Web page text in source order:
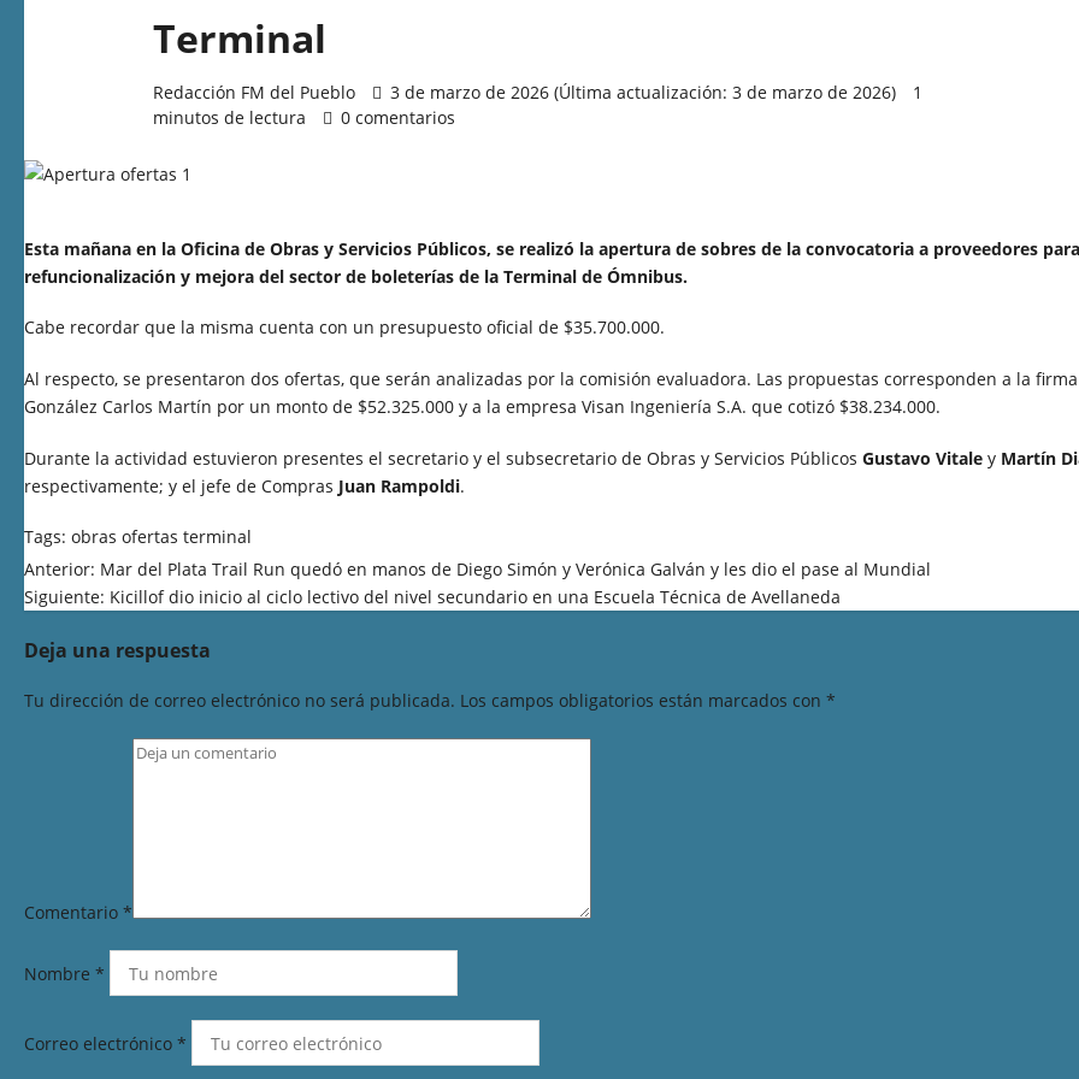
Terminal
Redacción FM del Pueblo 3 de marzo de 2026 (Última actualización: 3 de marzo de 2026)
1
minutos de lectura
0 comentarios
Esta mañana en la Oficina de Obras y Servicios Públicos, se realizó la apertura de sobres de la convocatoria a proveedores
refuncionalización y mejora del sector de boleterías de la Terminal de Ómnibus.
Cabe recordar que la misma cuenta con un presupuesto oficial de $35.700.000.
Al respecto, se presentaron dos ofertas, que serán analizadas por la comisión evaluadora. Las propuestas corresponden a la firma
González Carlos Martín por un monto de $52.325.000 y a la empresa Visan Ingeniería S.A. que cotizó $38.234.000.
Durante la actividad estuvieron presentes el secretario y el subsecretario de Obras y Servicios Públicos Gustavo Vitale y Martín
respectivamente; y el jefe de Compras Juan Rampoldi.
Tags: obras ofertas terminal
Anterior: Mar del Plata Trail Run quedó en manos de Diego Simón y Verónica Galván y les dio el pase al Mundial
Siguiente: Kicillof dio inicio al ciclo lectivo del nivel secundario en una Escuela Técnica de Avellaneda
Deja una respuesta
Tu dirección de correo electrónico no será publicada. Los campos obligatorios están marcados con *
Comentario *
Nombre *
Correo electrónico *